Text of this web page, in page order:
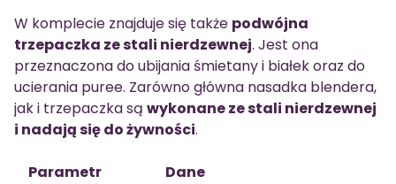
W komplecie znajduje się także podwójna
trzepaczka ze stali nierdzewnej. Jest ona
przeznaczona do ubijania śmietany i białek oraz do
ucierania puree. Zarówno główna nasadka blendera,
jak i trzepaczka są wykonane ze stali nierdzewnej
i nadają się do żywności.
Parametr
Dane